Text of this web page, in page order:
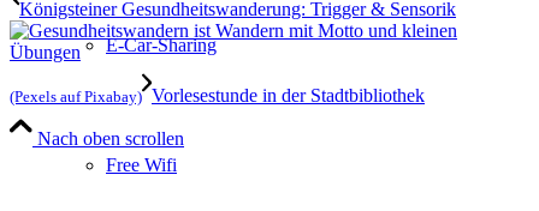
E-Car-Sharing
Free Wifi
Königsteiner Gesundheitswanderung: Trigger & Sensorik
(Pexels auf Pixabay) Vorlesestunde in der Stadtbibliothek
Nach oben scrollen